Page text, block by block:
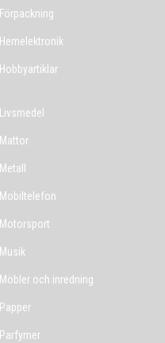
Förpackning
Hemelektronik
Hobbyartiklar
Livsmedel
Mattor
Metall
Mobiltelefon
Motorsport
Musik
Möbler och inredning
Papper
Parfymer